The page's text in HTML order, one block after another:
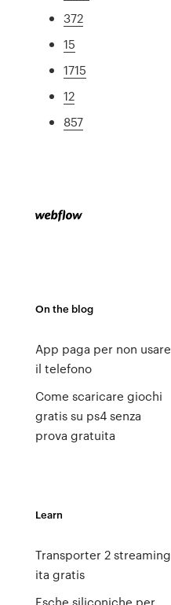
372
15
1715
12
857
On the blog
App paga per non usare
il telefono
Come scaricare giochi
gratis su ps4 senza
prova gratuita
Learn
Transporter 2 streaming
ita gratis
Esche siliconiche per